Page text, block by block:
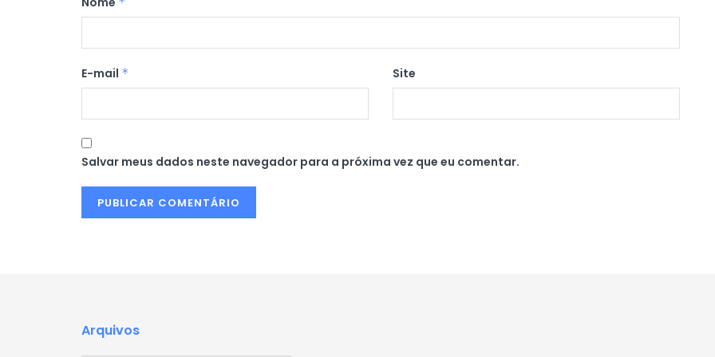
E-mail * Site
Salvar meus dados neste navegador para a próxima vez que eu comentar.
Arquivos